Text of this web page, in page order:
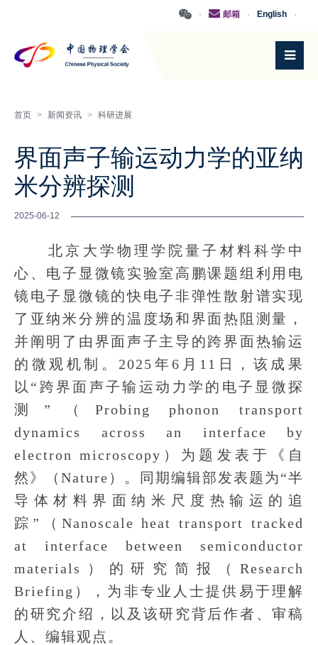
·
English
·
邮箱
·
首页 > 新闻资讯 > 科研进展
界面声子输运动力学的亚纳
米分辨探测
2025-06-12
北京大学物理学院量子材料科学中
心、电子显微镜实验室高鹏课题组利用电
镜电子显微镜的快电子非弹性散射谱实现
了亚纳米分辨的温度场和界面热阻测量，
并阐明了由界面声子主导的跨界面热输运
的微观机制。2025年6月11日，该成果
以“跨界面声子输运动力学的电子显微探
测”（Probing phonon transport
dynamics across an interface by
electron microscopy）为题发表于《自
然》（Nature）。同期编辑部发表题为“半
导体材料界面纳米尺度热输运的追
踪”（Nanoscale heat transport tracked
at interface between semiconductor
materials）的研究简报（Research
Briefing），为非专业人士提供易于理解
的研究介绍，以及该研究背后作者、审稿
人、编辑观点。